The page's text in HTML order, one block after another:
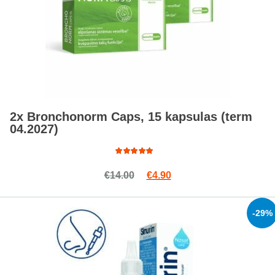
2x Bronchonorm Caps, 15 kapsulas (term
04.2027)
4.85
out
€14.00 Original price was: €14.00.
€4.90Current price is: €4.90.
-29%